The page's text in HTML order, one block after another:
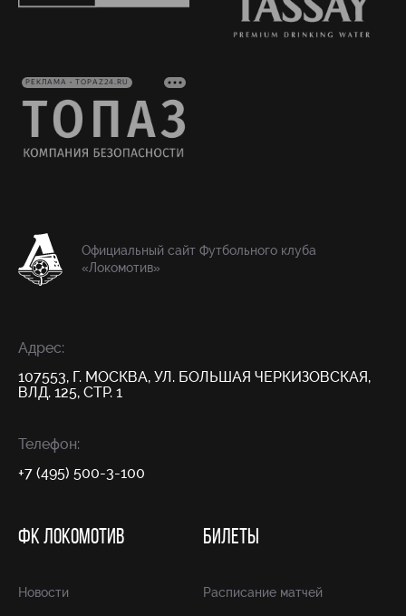
РЕКЛАМА • TOPAZ24.RU
Официальный сайт Футбольного клуба
«Локомотив»
Адрес:
107553, Г. МОСКВА, УЛ. БОЛЬШАЯ ЧЕРКИЗОВСКАЯ,
ВЛД. 125, СТР. 1
Телефон:
+7 (495) 500-3-100
ФК ЛОКОМОТИВ
Новости
БИЛЕТЫ
Расписание матчей